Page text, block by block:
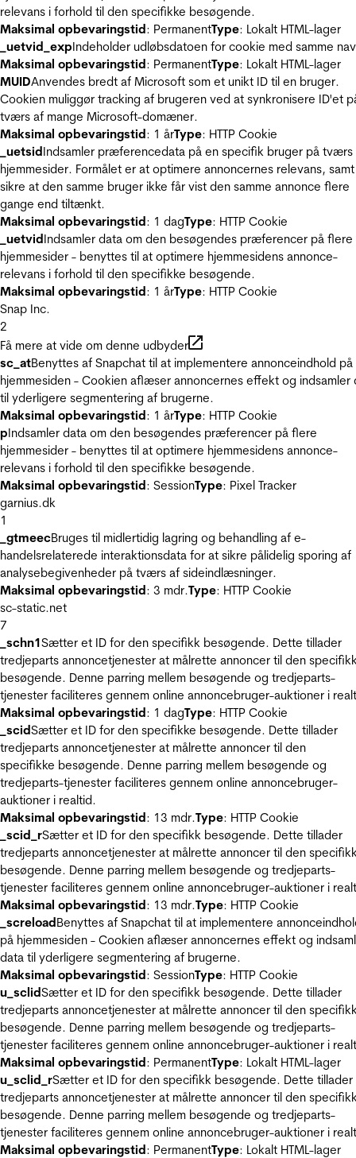
relevans i forhold til den specifikke besøgende.
Maksimal opbevaringstid: PermanentType: Lokalt HTML-lager
_uetvid_expIndeholder udløbsdatoen for cookie med samme
Maksimal opbevaringstid: PermanentType: Lokalt HTML-lager
MUIDAnvendes bredt af Microsoft som et unikt ID til en bruger.
Cookien muliggør tracking af brugeren ved at synkronisere ID'et
tværs af mange Microsoft-domæner.
Maksimal opbevaringstid: 1 årType: HTTP Cookie
_uetsidIndsamler præferencedata på en specifik bruger på tværs
hjemmesider. Formålet er at optimere annoncernes relevans, samt
sikre at den samme bruger ikke får vist den samme annonce flere
gange end tiltænkt.
Maksimal opbevaringstid: 1 dagType: HTTP Cookie
_uetvidIndsamler data om den besøgendes præferencer på flere
hjemmesider - benyttes til at optimere hjemmesidens annonce-
relevans i forhold til den specifikke besøgende.
Maksimal opbevaringstid: 1 årType: HTTP Cookie
Snap Inc.
2
Få mere at vide om denne udbyder
sc_atBenyttes af Snapchat til at implementere annonceindhold på
hjemmesiden - Cookien aflæser annoncernes effekt og indsamler
til yderligere segmentering af brugerne.
Maksimal opbevaringstid: 1 årType: HTTP Cookie
pIndsamler data om den besøgendes præferencer på flere
hjemmesider - benyttes til at optimere hjemmesidens annonce-
relevans i forhold til den specifikke besøgende.
Maksimal opbevaringstid: SessionType: Pixel Tracker
garnius.dk
1
_gtmeecBruges til midlertidig lagring og behandling af e-
handelsrelaterede interaktionsdata for at sikre pålidelig sporing af
analysebegivenheder på tværs af sideindlæsninger.
Maksimal opbevaringstid: 3 mdr.Type: HTTP Cookie
sc-static.net
7
_schn1Sætter et ID for den specifikk besøgende. Dette tillader
tredjeparts annoncetjenester at målrette annoncer til den
besøgende. Denne parring mellem besøgende og tredjeparts-
tjenester faciliteres gennem online annoncebruger-auktioner i
Maksimal opbevaringstid: 1 dagType: HTTP Cookie
_scidSætter et ID for den specifikke besøgende. Dette tillader
tredjeparts annoncetjenester at målrette annoncer til den
specifikke besøgende. Denne parring mellem besøgende og
tredjeparts-tjenester faciliteres gennem online annoncebruger-
auktioner i realtid.
Maksimal opbevaringstid: 13 mdr.Type: HTTP Cookie
_scid_rSætter et ID for den specifikk besøgende. Dette tillader
tredjeparts annoncetjenester at målrette annoncer til den
besøgende. Denne parring mellem besøgende og tredjeparts-
tjenester faciliteres gennem online annoncebruger-auktioner i
Maksimal opbevaringstid: 13 mdr.Type: HTTP Cookie
_screloadBenyttes af Snapchat til at implementere
på hjemmesiden - Cookien aflæser annoncernes effekt og
data til yderligere segmentering af brugerne.
Maksimal opbevaringstid: SessionType: HTTP Cookie
u_sclidSætter et ID for den specifikk besøgende. Dette tillader
tredjeparts annoncetjenester at målrette annoncer til den
besøgende. Denne parring mellem besøgende og tredjeparts-
tjenester faciliteres gennem online annoncebruger-auktioner i
Maksimal opbevaringstid: PermanentType: Lokalt HTML-lager
u_sclid_rSætter et ID for den specifikk besøgende. Dette tillader
tredjeparts annoncetjenester at målrette annoncer til den
besøgende. Denne parring mellem besøgende og tredjeparts-
tjenester faciliteres gennem online annoncebruger-auktioner i
Maksimal opbevaringstid: PermanentType: Lokalt HTML-lager